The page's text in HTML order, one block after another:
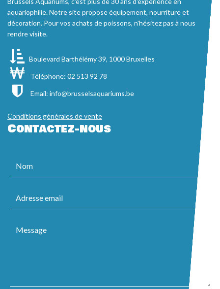
aquariophilie. Notre site propose équipement, nourriture et
décoration. Pour vos achats de poissons, n'hésitez pas à nous
rendre visite.
Boulevard Barthélémy 39, 1000 Bruxelles
Téléphone: 02 513 92 78
Email: info@brusselsaquariums.be
Conditions générales de vente
Contactez-nous